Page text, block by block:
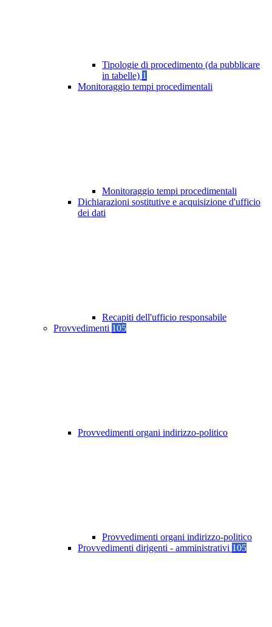
Tipologie di procedimento (da pubblicare
in tabelle) 1
Monitoraggio tempi procedimentali
Monitoraggio tempi procedimentali
Dichiarazioni sostitutive e acquisizione d'ufficio
dei dati
Recapiti dell'ufficio responsabile
Provvedimenti 105
Provvedimenti organi indirizzo-politico
Provvedimenti organi indirizzo-politico
Provvedimenti dirigenti - amministrativi 105